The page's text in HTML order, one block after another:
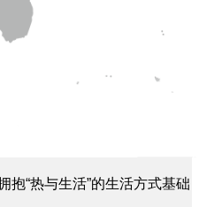
抱“热与生活”的生活方式基础